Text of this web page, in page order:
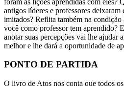
antigos líderes e professores deixaram
imitados? Reflita também na
você como professor tem aprendido?
anotar suas percepções vai lhe ajudar
melhor e lhe dará a oportunidade de
PONTO DE PARTIDA
O livro de Atos nos conta que todos